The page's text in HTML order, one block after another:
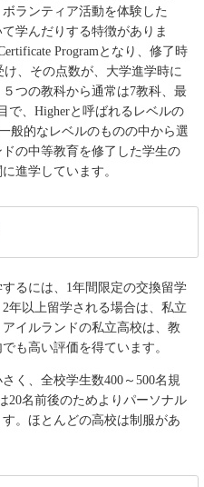
ランティア活動を体験した
学んだりする特徴がありま
Programとなり、修了時
け、その点数が、大学進学時に
つの教科から通常は7教科、最
で、Higherと呼ばれるレベルの
般的なレベルのものの中から選
の中等教育を修了した学生の
進学しています。
るには、1年間限定の交換留学
年以上留学される場合は、私立
イルランドの私立高校は、教
も高い評価を得ています。
く、全校学生数400～500名規
20名前後のためよりパーソナル
。ほとんどの高校は制服があ